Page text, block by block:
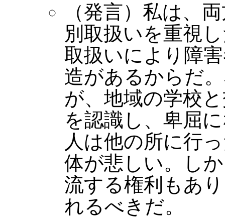
（発言）私は、
別取扱いを重視
取扱いにより障
造があるからだ
が、地域の学校
を認識し、卑屈
人は他の所に行
体が悲しい。し
流する権利もあ
れるべきだ。